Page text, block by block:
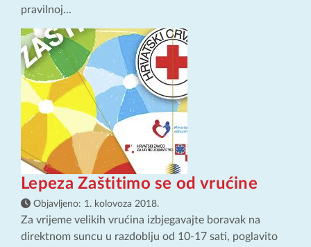
pravilnoj...
Lepeza Zaštitimo se od vrućine
Objavljeno: 1. kolovoza 2018.
Za vrijeme velikih vrućina izbjegavajte boravak na
direktnom suncu u razdoblju od 10-17 sati, poglavito